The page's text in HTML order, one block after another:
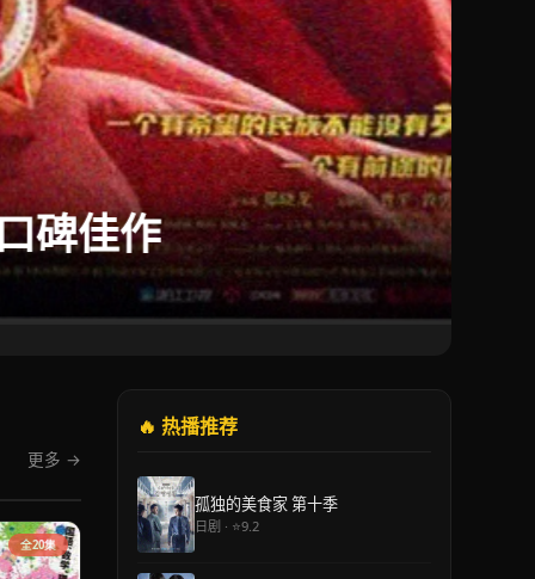
更多 →
全20集
🔥 热播推荐
孤独的美食家 第十季
日剧 · ⭐9.2